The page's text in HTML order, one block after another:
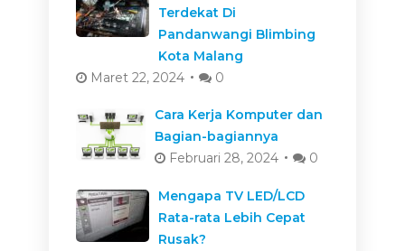
Terdekat Di
Pandanwangi Blimbing
Kota Malang
Maret 22, 2024
0
Cara Kerja Komputer dan
Bagian-bagiannya
Februari 28, 2024
0
Mengapa TV LED/LCD
Rata-rata Lebih Cepat
Rusak?